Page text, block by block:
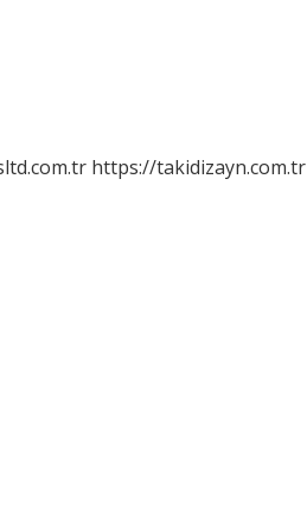
https://takidizayn.com.tr